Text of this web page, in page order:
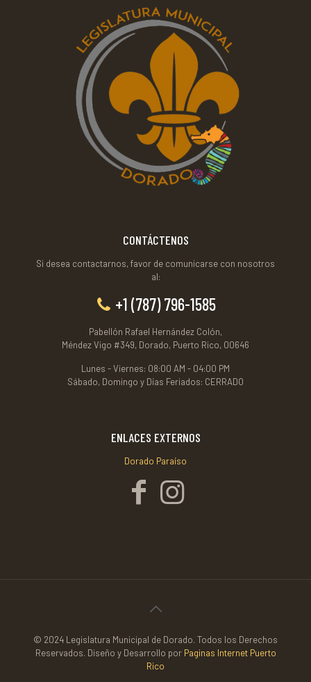
CONTÁCTENOS
Si desea contactarnos, favor de comunicarse con nosotros
al:
+1 (787) 796-1585
Pabellón Rafael Hernández Colón,
Méndez Vigo #349, Dorado, Puerto Rico, 00646
Lunes - Viernes: 08:00 AM - 04:00 PM
Sábado, Domingo y Días Feriados: CERRADO
ENLACES EXTERNOS
Dorado Paraíso
© 2024 Legislatura Municipal de Dorado. Todos los Derechos
Reservados. Diseño y Desarrollo por Paginas Internet Puerto
Rico